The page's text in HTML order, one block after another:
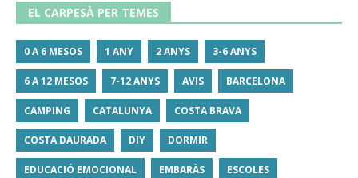
EL CARPESÀ PER TEMES
0 A 6 MESOS 1 ANY 2 ANYS 3-6 ANYS
6 A 12 MESOS 7-12 ANYS AVIS BARCELONA
CAMPING CATALUNYA COSTA BRAVA
COSTA DAURADA DIY DORMIR
EDUCACIÓ EMOCIONAL EMBARÀS ESCOLES